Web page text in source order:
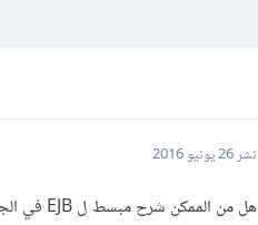
نشر26 يونيو 2016
هل من الممكن شرح مبسط ل EJB في الجافا؟